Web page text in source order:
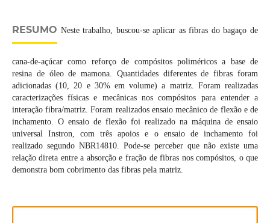
RESUMO Neste trabalho, buscou-se aplicar as fibras do bagaço de
cana-de-açúcar como reforço de compósitos poliméricos a base de
resina de óleo de mamona. Quantidades diferentes de fibras foram
adicionadas (10, 20 e 30% em volume) a matriz. Foram realizadas
caracterizações físicas e mecânicas nos compósitos para entender a
interação fibra/matriz. Foram realizados ensaio mecânico de flexão e de
inchamento. O ensaio de flexão foi realizado na máquina de ensaio
universal Instron, com três apoios e o ensaio de inchamento foi
realizado segundo NBR14810. Pode-se perceber que não existe uma
relação direta entre a absorção e fração de fibras nos compósitos, o que
demonstra bom cobrimento das fibras pela matriz.